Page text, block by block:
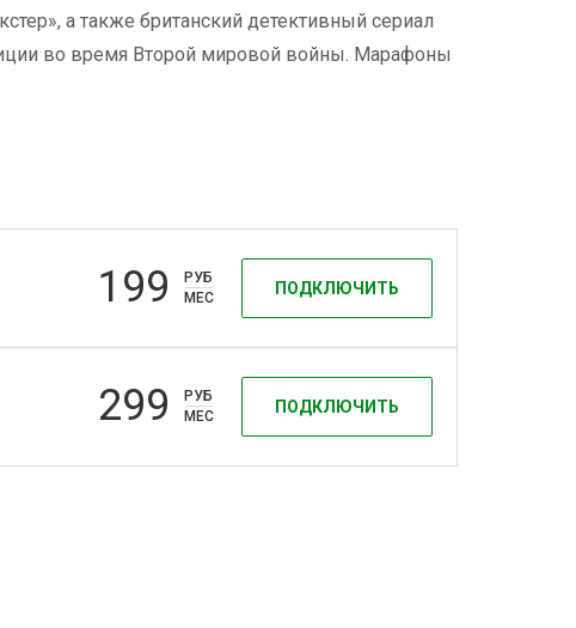
а также британский детективный сериал
во время Второй мировой войны. Марафоны
ПОДКЛЮЧИТЬ
199
РУБ
МЕС
ПОДКЛЮЧИТЬ
299
РУБ
МЕС